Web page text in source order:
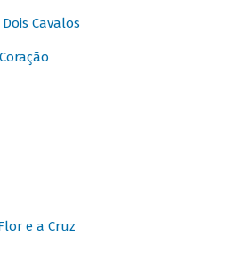
Dois Cavalos
e a Cruz